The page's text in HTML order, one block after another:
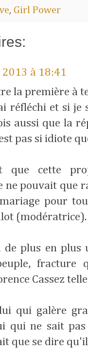
, Girl Power
à 18:41
la première à
réfléchi et si je
aussi que la
pas si idiote
que cette
ne pouvait que
pour
(modératrice).
de plus en
fracture
Cassez
qui galère
qui ne sait
que se dire